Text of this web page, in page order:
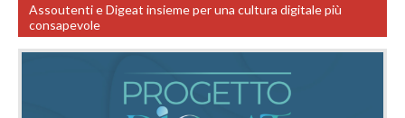
Assoutenti e Digeat insieme per una cultura digitale più
consapevole